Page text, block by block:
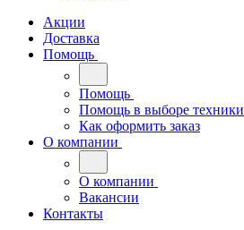
Акции
Доставка
Помощь
Помощь
Помощь в выборе техники
Как оформить заказ
О компании
О компании
Вакансии
Контакты